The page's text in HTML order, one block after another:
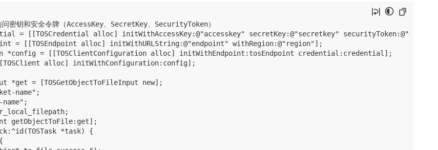
密钥和安全令牌（AccessKey、SecretKey、SecurityToken）
= [[TOSCredential alloc] initWithAccessKey:@"accesskey" secretKey:@"secretkey"
= [[TOSEndpoint alloc] initWithURLString:@"endpoint" withRegion:@"region"];
*config = [[TOSClientConfiguration alloc] initWithEndpoint:tosEndpoint credential:credential];
alloc] initWithConfiguration:config];
*get = [TOSGetObjectToFileInput new];
name";
getObjectToFile:get];
*task) {